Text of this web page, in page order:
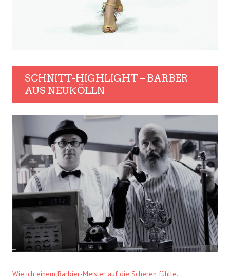
SCHNITT-HIGHLIGHT – BARBER
AUS NEUKÖLLN
Wie ich einem Barbier-Meister auf die Scheren fühlte.